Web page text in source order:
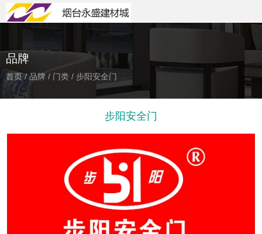
品牌
首页/品牌 / 门类 / 步阳安全门
步阳安全门